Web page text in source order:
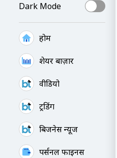
Dark Mode
होम
शेयर बाज़ार
वीडियो
ट्रेंडिंग
बिजनेस न्यूज
पर्सनल फाइनेंस